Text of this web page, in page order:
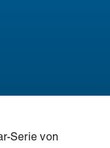
Serie von